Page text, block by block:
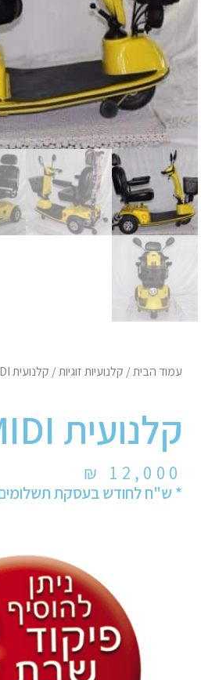
עמוד הבית/ קלנועיות זוגיות/ קלנועית S-31 MIDI
קלנועית S-31 MIDI
₪ 12,000
* ש"ח לחודש בעסקת